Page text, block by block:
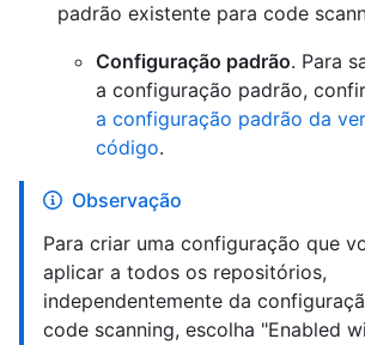
padrão existente para code
Configuração padrão. Para
a configuração padrão,
a configuração padrão da
código.
Observação
Para criar uma configuração que
aplicar a todos os repositórios,
independentemente da
code scanning, escolha "Enabled